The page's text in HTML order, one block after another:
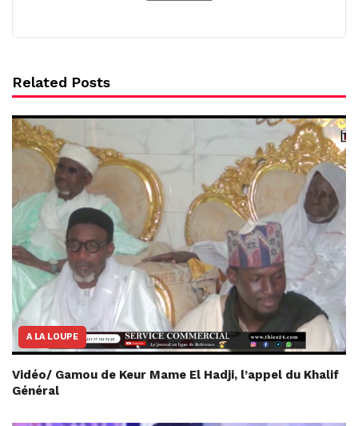
Related Posts
A LA LOUPE
Vidéo/ Gamou de Keur Mame El Hadji, l’appel du Khalif
Général